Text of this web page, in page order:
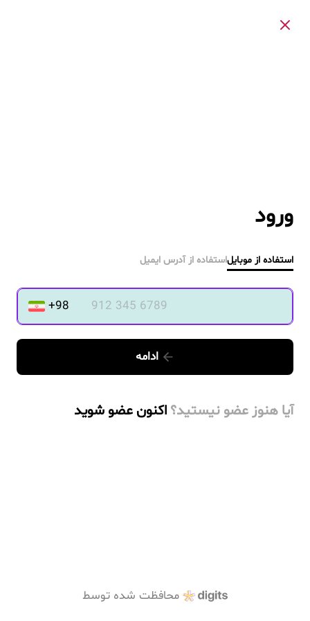
ورود
استفاده از موبایلاستفاده از آدرس ایمیل
ادامه
آیا هنوز عضو نیستید؟ اکنون عضو شوید
محافظت شده توسط